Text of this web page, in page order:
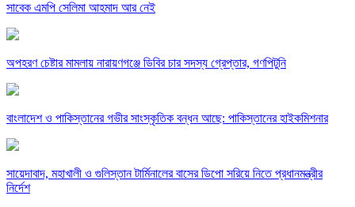
সাবেক এমপি সেলিমা আহমাদ আর নেই
অপহরণ চেষ্টার মামলায় নারায়ণগঞ্জে ডিবির চার সদস্য গ্রেপ্তার, গণপিটুনি
বাংলাদেশ ও পাকিস্তানের গভীর সাংস্কৃতিক বন্ধন আছে: পাকিস্তানের হাইকমিশনার
সায়েদাবাদ, মহাখালী ও গুলিস্তান টার্মিনালের বাসের ডিপো সরিয়ে নিতে প্রধানমন্ত্রীর
নির্দেশ